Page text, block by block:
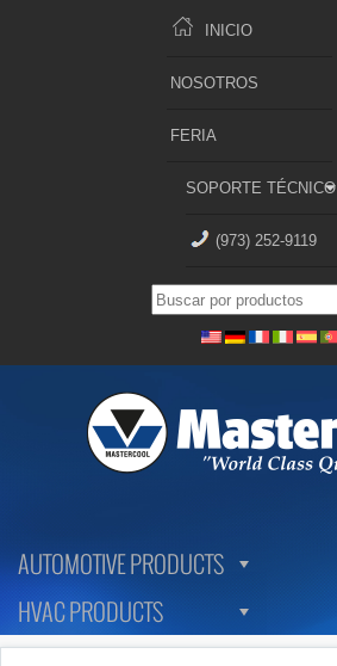
INICIO
NOSOTROS
FERIA
SOPORTE TÉCNICO
(973) 252-9119
AUTOMOTIVE PRODUCTS
HVAC PRODUCTS